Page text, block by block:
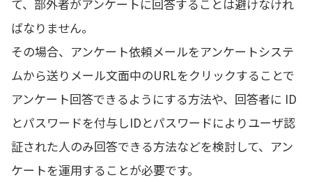
て、部外者がアンケートに回答することは避けなけれ
ばなりません。
その場合、アンケート依頼メールをアンケートシステ
ムから送りメール文面中のURLをクリックすることで
アンケート回答できるようにする方法や、回答者に ID
とパスワードを付与しIDとパスワードによりユーザ認
証された人のみ回答できる方法などを検討して、アン
ケートを運用することが必要です。